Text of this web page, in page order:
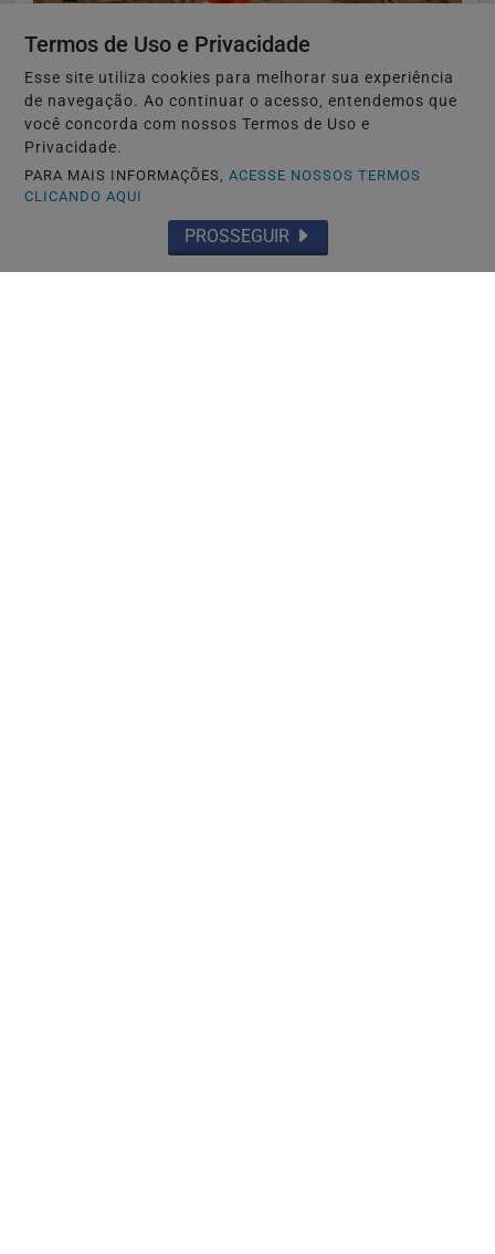
🏘️ CIDADES DO RS
DMLU já retirou mais de 440 toneladas
de resíduos da orla do Guaíba após as...
Saiba Mais
Termos de Uso e Privacidade
Esse site utiliza cookies para melhorar sua experiência
de navegação. Ao continuar o acesso, entendemos que
você concorda com nossos Termos de Uso e
Privacidade.
PARA MAIS INFORMAÇÕES,ACESSE NOSSOS TERMOS
CLICANDO AQUI
PROSSEGUIR